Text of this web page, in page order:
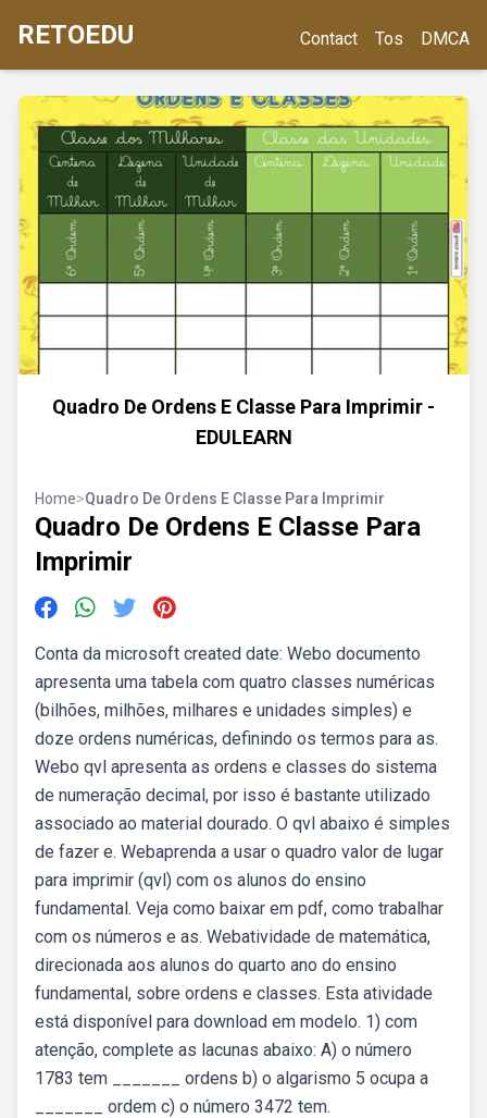
RETOEDU Contact Tos DMCA
Quadro De Ordens E Classe Para Imprimir -
EDULEARN
Home>Quadro De Ordens E Classe Para Imprimir
Quadro De Ordens E Classe Para
Imprimir
Conta da microsoft created date: Webo documento
apresenta uma tabela com quatro classes numéricas
(bilhões, milhões, milhares e unidades simples) e
doze ordens numéricas, definindo os termos para as.
Webo qvl apresenta as ordens e classes do sistema
de numeração decimal, por isso é bastante utilizado
associado ao material dourado. O qvl abaixo é simples
de fazer e. Webaprenda a usar o quadro valor de lugar
para imprimir (qvl) com os alunos do ensino
fundamental. Veja como baixar em pdf, como trabalhar
com os números e as. Webatividade de matemática,
direcionada aos alunos do quarto ano do ensino
fundamental, sobre ordens e classes. Esta atividade
está disponível para download em modelo. 1) com
atenção, complete as lacunas abaixo: A) o número
1783 tem _______ ordens b) o algarismo 5 ocupa a
_______ ordem c) o número 3472 tem.